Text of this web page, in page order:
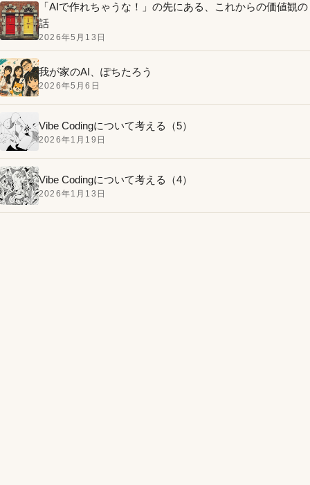
「AIで作れちゃうな！」の先にある、これからの価値観の
話
2026年5月13日
我が家のAI、ぽちたろう
2026年5月6日
Vibe Codingについて考える（5）
2026年1月19日
Vibe Codingについて考える（4）
2026年1月13日